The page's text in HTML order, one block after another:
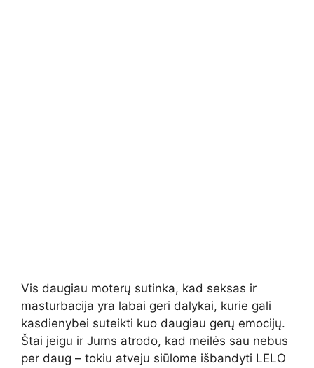
Vis daugiau moterų sutinka, kad seksas ir
masturbacija yra labai geri dalykai, kurie gali
kasdienybei suteikti kuo daugiau gerų emocijų.
Štai jeigu ir Jums atrodo, kad meilės sau nebus
per daug – tokiu atveju siūlome išbandyti LELO